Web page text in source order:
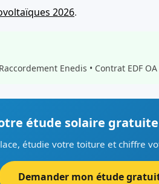
2026.
Enedis • Contrat EDF
étude solaire gratuite
étudie votre toiture et chiffre
Demander mon étude